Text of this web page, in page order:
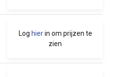
Log hierin om prijzen te
zien